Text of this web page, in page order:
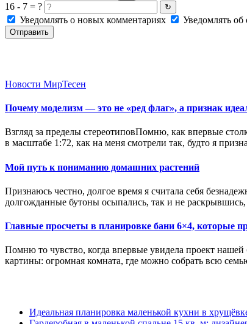
16 - 7 = ? ↻
Уведомлять о новых комментариях Уведомлять об
Отправить
Новости МирТесен
Почему моделизм — это не «ред флаг», а признак
Взгляд за пределы стереотиповПомню, как впервые
в масштабе 1:72, как на меня смотрели так, будто я
Мой путь к пониманию домашних растений
Признаюсь честно, долгое время я считала себя
долгожданные бутоны осыпались, так и не
Главные просчеты в планировке бани 6×4, которые
Помню то чувство, когда впервые увидела проект
картины: огромная комната, где можно собрать всю
Идеальная планировка маленькой кухни в